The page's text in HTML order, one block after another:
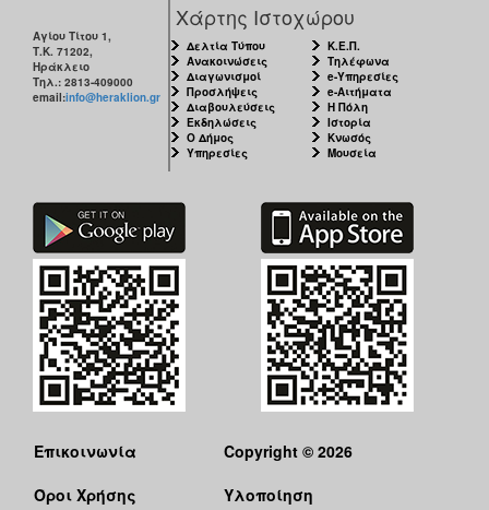
Αγίου Τίτου 1,
Τ.Κ. 71202,
Ηράκλειο
Τηλ.: 2813-409000
email:info@heraklion.gr
Χάρτης Ιστοχώρου
Δελτία Τύπου
Ανακοινώσεις
Διαγωνισμοί
Προσλήψεις
Διαβουλεύσεις
Εκδηλώσεις
Ο Δήμος
Υπηρεσίες
Κ.Ε.Π.
Τηλέφωνα
e-Υπηρεσίες
e-Αιτήματα
Η Πόλη
Ιστορία
Κνωσός
Μουσεία
Επικοινωνία
Όροι Χρήσης
Copyright © 2026
Υλοποίηση